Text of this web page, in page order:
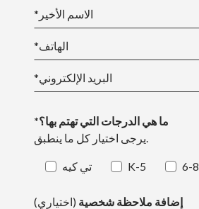
*الاسم الأخير
*الهاتف
*البريد الإلكتروني
*ما هي الدرجات التي تهتم بها؟
يرجى اختيار كل ما ينطبق.
تي كيه K-5 6-8
إضافة ملاحظة شخصية (اختياري)